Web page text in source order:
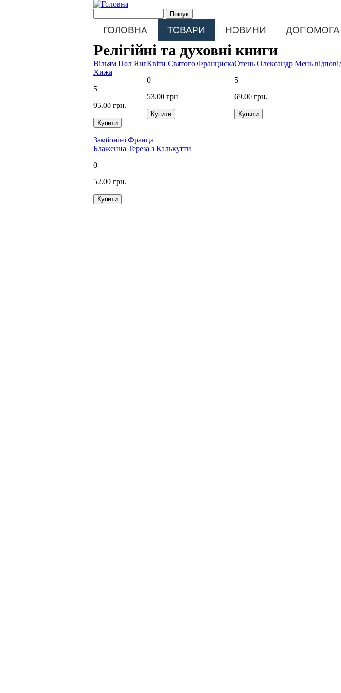
Перейти до основного матеріалу
Пошукова форма
Main menu
ГОЛОВНА ТОВАРИ НОВИНИ ДОПОМОГА
Релігійні та духовні книги
Вільям Пол Янг
Хижа
5
95.00 грн.
Квіти Святого Франциска
0
53.00 грн.
Отець Олександр Мень
5
69.00 грн.
Замбоніні Франца
Блаженна Тереза з Калькутти
0
52.00 грн.